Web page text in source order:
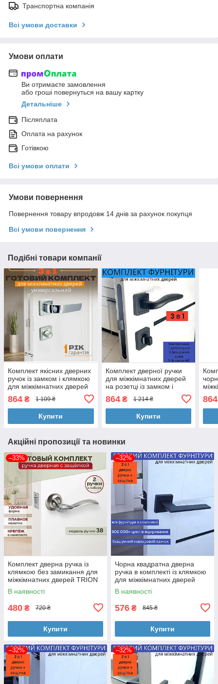
Транспортна компанія
Всі умови доставки
Умови оплати
Ви отримаєте замовлення
або гроші повернуться на вашу картку
Детальніше
Післяплата
Оплата на рахунок
Готівкою
Всі умови оплати
Умови повернення
Повернення товару впродовж 14 днів за рахунок покупця
Всі умови повернення
Подібні товари компанії
Комплект якісних дверних
ручок із замком і клямкою
для міжкімнатних дверей
TRION VENDUTO 74 AL-
AL SN/CP
864 ₴ 1 109 ₴
Купити
Комплект дверної ручки
для міжкімнатних дверей
на розетці із замком і
клямкою TRION LUNA AL-
74 Black чорний
864₴ 1 214 ₴
Купити
864
Акційні пропозиції та новинки
–33%
Комплект дверна ручка із
клямкою без замикання для
міжкімнатних дверей TRION
LUCIDO AL-17 SN/CP сатин
хром
В наявності
480 ₴ 720 ₴
Купити
–32%
Чорна квадратна дверна
ручка в комплекті із клямкою
для міжкімнатних дверей
TRION GALAXY AL-49 Black
В наявності
576 ₴ 845 ₴
Купити
–32% –32%